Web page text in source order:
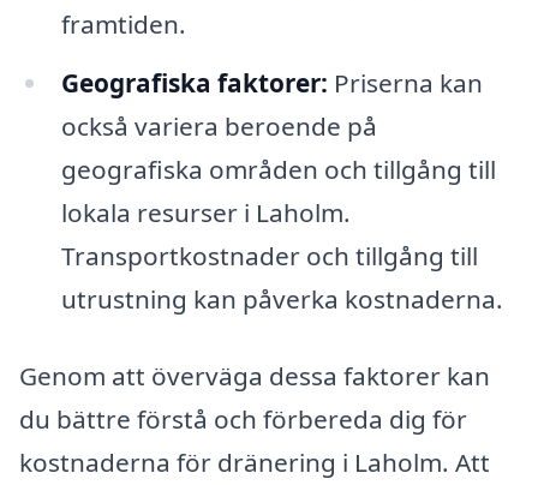
framtiden.
Geografiska faktorer: Priserna kan
också variera beroende på
geografiska områden och tillgång till
lokala resurser i Laholm.
Transportkostnader och tillgång till
utrustning kan påverka kostnaderna.
Genom att överväga dessa faktorer kan
du bättre förstå och förbereda dig för
kostnaderna för dränering i Laholm. Att